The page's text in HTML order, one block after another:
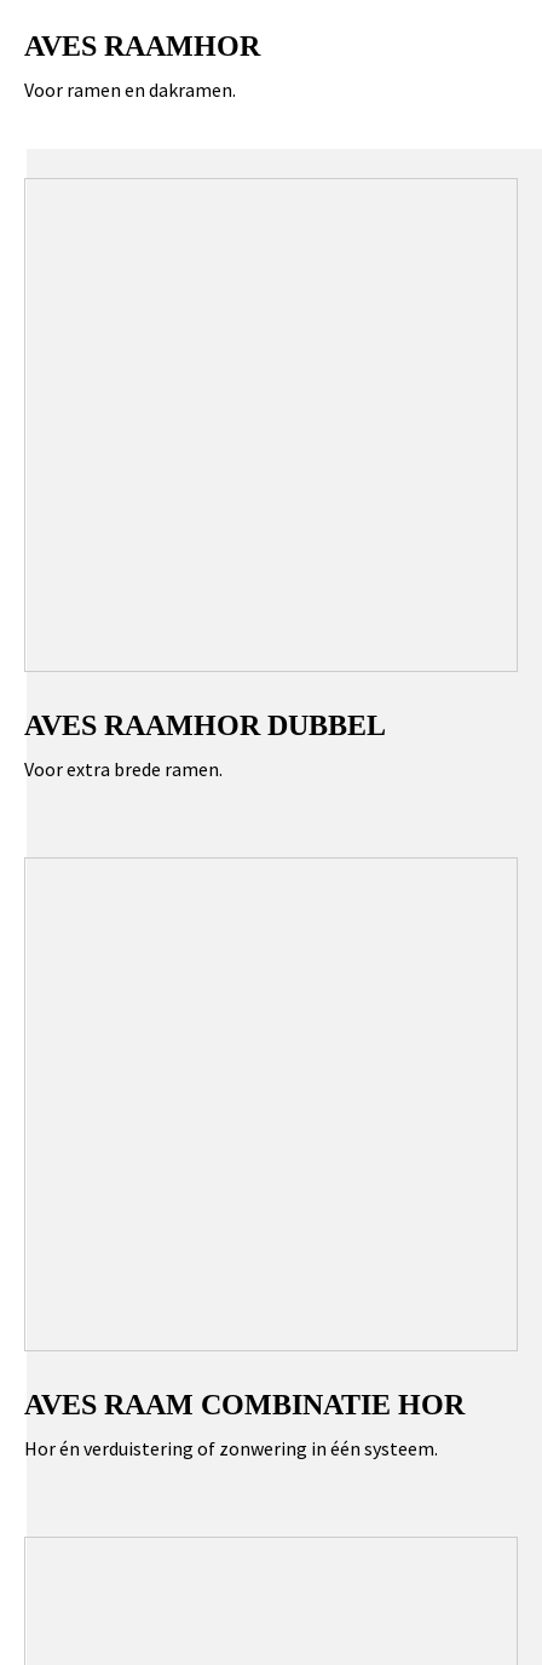
AVES RAAMHOR
Voor ramen en dakramen.
AVES RAAMHOR DUBBEL
Voor extra brede ramen.
AVES RAAM COMBINATIE HOR
Hor én verduistering of zonwering in één systeem.